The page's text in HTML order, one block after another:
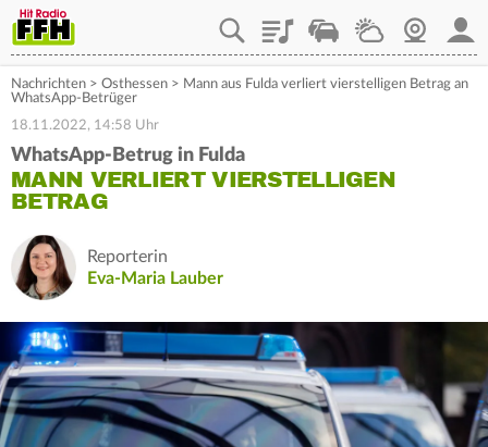
PlaylistStaupilotWetterWebcam
Nachrichten > Osthessen > Mann aus Fulda verliert vierstelligen Betrag an
WhatsApp-Betrüger
18.11.2022, 14:58 Uhr
WhatsApp-Betrug in Fulda
MANN VERLIERT VIERSTELLIGEN
BETRAG
Reporterin
Eva-Maria Lauber